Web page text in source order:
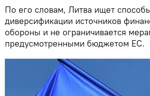
По его словам, Литва ищет
диверсификации источников
обороны и не ограничивается
предусмотренными бюджетом ЕС.